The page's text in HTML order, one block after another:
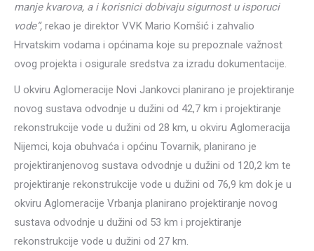
manje kvarova, a i korisnici dobivaju sigurnost u isporuci
vode“, rekao je direktor VVK Mario Komšić i zahvalio
Hrvatskim vodama i općinama koje su prepoznale važnost
ovog projekta i osigurale sredstva za izradu dokumentacije.
U okviru Aglomeracije Novi Jankovci planirano je projektiranje
novog sustava odvodnje u dužini od 42,7 km i projektiranje
rekonstrukcije vode u dužini od 28 km, u okviru Aglomeracija
Nijemci, koja obuhvaća i općinu Tovarnik, planirano je
projektiranjenovog sustava odvodnje u dužini od 120,2 km te
projektiranje rekonstrukcije vode u dužini od 76,9 km dok je u
okviru Aglomeracije Vrbanja planirano projektiranje novog
sustava odvodnje u dužini od 53 km i projektiranje
rekonstrukcije vode u dužini od 27 km.